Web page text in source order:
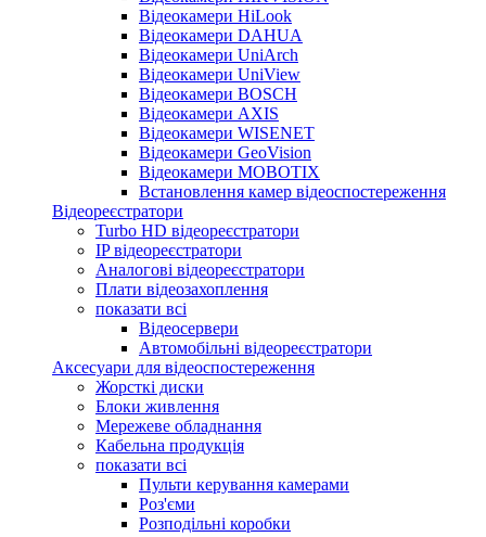
Відеокамери HiLook
Відеокамери DAHUA
Відеокамери UniArch
Відеокамери UniView
Відеокамери BOSCH
Відеокамери AXIS
Відеокамери WISENET
Відеокамери GeoVision
Відеокамери MOBOTIX
Встановлення камер відеоспостереження
Відеореєстратори
Turbo HD відеореєстратори
IP відеореєстратори
Аналогові відеореєстратори
Плати відеозахоплення
показати всі
Відеосервери
Автомобільні відеореєстратори
Аксесуари для відеоспостереження
Жорсткі диски
Блоки живлення
Мережеве обладнання
Кабельна продукція
показати всі
Пульти керування камерами
Роз'єми
Розподільні коробки